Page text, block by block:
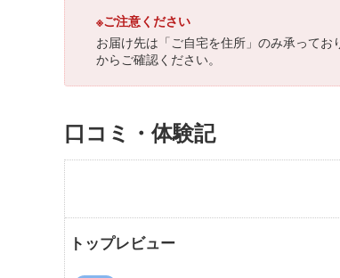
※ご注意ください
お届け先は「ご自宅を住所」のみ承って
からご確認ください。
口コミ・体験記
トップレビュー